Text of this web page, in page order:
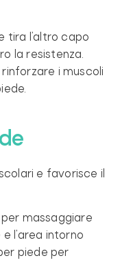
tira l’altro capo
la resistenza.
rinforzare i muscoli
e favorisce il
massaggiare
l’area intorno
piede per